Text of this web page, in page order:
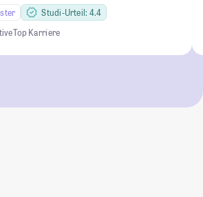
Studi-Urteil: 4.4
Top Karriere